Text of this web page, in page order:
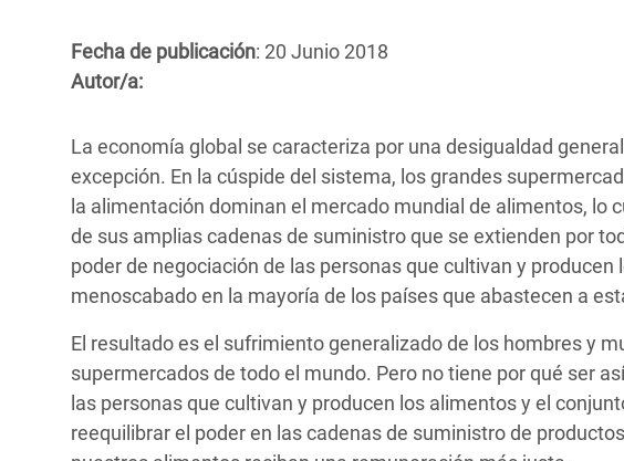
Conflictos y Desastres
Desigualdad Extrema y
Inequality and Rights in a
Digital Age
Gender, Rights, and Justice
Crisis de
en Bangladesh
Crisis en Yemen
Erradiquemos el Sufrimiento Humano que
se Oculta tras los Alimentos
¡Basta! Acabemos con las violencias contra
mujeres y niñas
a
navegación
Fecha de publicación: 20 Junio 2018
Autor/a:
La economía global se caracteriza por una desigualdad
excepción. En la cúspide del sistema, los grandes
la alimentación dominan el mercado mundial de alimentos, lo
de sus amplias cadenas de suministro que se extienden por
poder de negociación de las personas que cultivan y
menoscabado en la mayoría de los países que abastecen a
El resultado es el sufrimiento generalizado de los hombres y
supermercados de todo el mundo. Pero no tiene por qué ser
las personas que cultivan y producen los alimentos y el
reequilibrar el poder en las cadenas de suministro de